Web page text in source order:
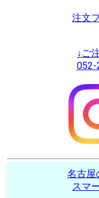
注文
↓ご
名古屋
スマ